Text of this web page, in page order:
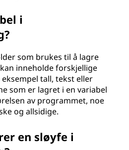
i
som brukes til å lagre
inneholde forskjellige
tall, tekst eller
som er lagret i en variabel
av programmet, noe
og allsidige.
en sløyfe i